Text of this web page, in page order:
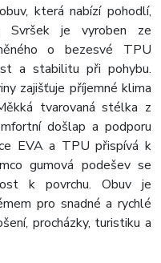
která nabízí pohodlí,
Svršek je vyroben ze
o bezesvé TPU
a stabilitu při pohybu.
zajišťuje příjemné klima
tvarovaná stélka z
došlap a podporu
EVA a TPU přispívá k
gumová podešev se
k povrchu. Obuv je
pro snadné a rychlé
procházky, turistiku a